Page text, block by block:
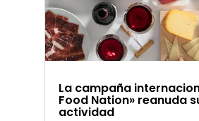
La campaña
Food Nation» reanuda
actividad